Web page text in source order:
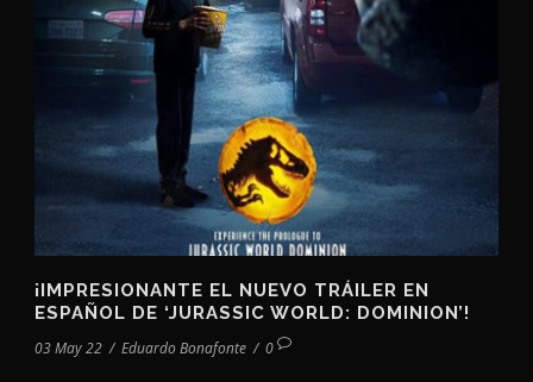
¡IMPRESIONANTE EL NUEVO TRÁILER EN
ESPAÑOL DE ‘JURASSIC WORLD: DOMINION’!
03 May 22 / Eduardo Bonafonte / 0